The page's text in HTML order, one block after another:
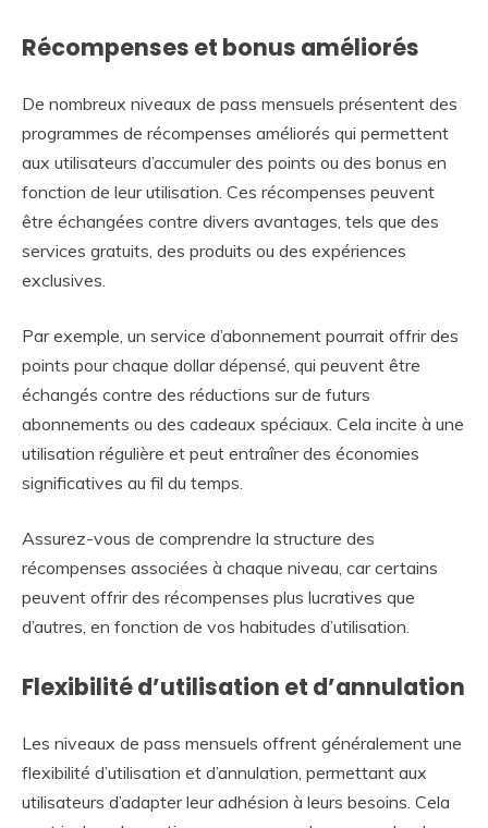
Récompenses et bonus améliorés
De nombreux niveaux de pass mensuels présentent des
programmes de récompenses améliorés qui permettent
aux utilisateurs d’accumuler des points ou des bonus en
fonction de leur utilisation. Ces récompenses peuvent
être échangées contre divers avantages, tels que des
services gratuits, des produits ou des expériences
exclusives.
Par exemple, un service d’abonnement pourrait offrir des
points pour chaque dollar dépensé, qui peuvent être
échangés contre des réductions sur de futurs
abonnements ou des cadeaux spéciaux. Cela incite à une
utilisation régulière et peut entraîner des économies
significatives au fil du temps.
Assurez-vous de comprendre la structure des
récompenses associées à chaque niveau, car certains
peuvent offrir des récompenses plus lucratives que
d’autres, en fonction de vos habitudes d’utilisation.
Flexibilité d’utilisation et d’annulation
Les niveaux de pass mensuels offrent généralement une
flexibilité d’utilisation et d’annulation, permettant aux
utilisateurs d’adapter leur adhésion à leurs besoins. Cela